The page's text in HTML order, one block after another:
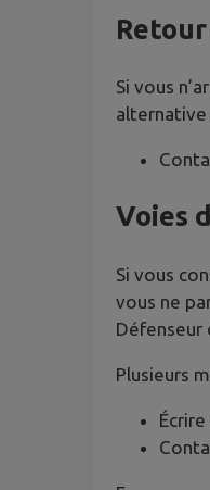
Si vous
alternative
Voies
Si vous
vous ne
Défenseur
Plusieurs